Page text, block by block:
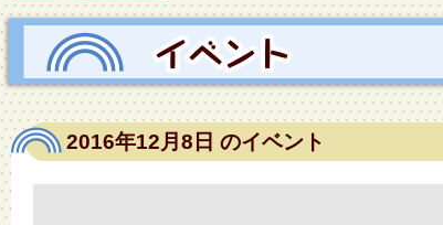
2016年12月8日 のイベント